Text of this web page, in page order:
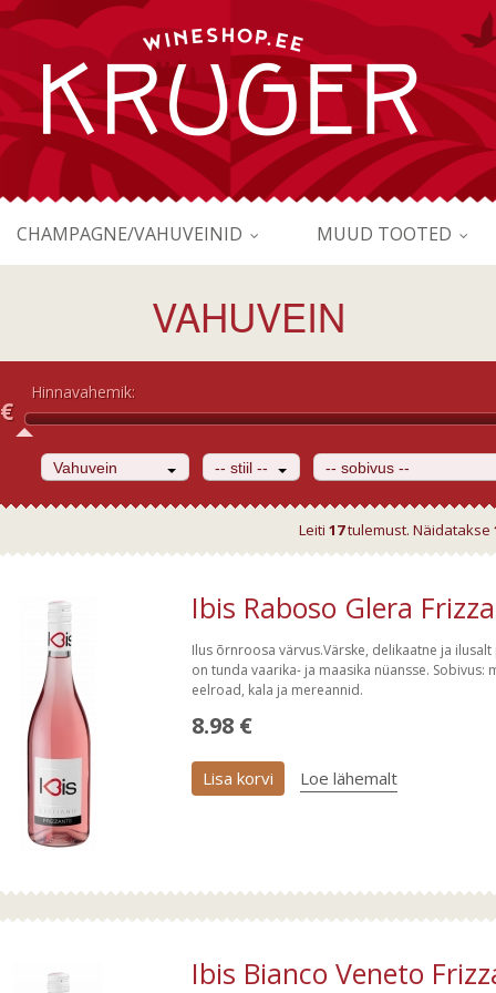
CHAMPAGNE/VAHUVEINID MUUD TOOTED
VAHUVEIN
Hinnavahemik:
Vahuvein -- stiil -- -- sobivus --
Leiti 17tulemust. Näidatakse
Ibis Raboso Glera
Ilus õrnroosa värvus.Värske, delikaatne ja
on tunda vaarika- ja maasika nüansse.
eelroad, kala ja mereannid.
8.98 €
Lisa korvi Loe lähemalt
Ibis Bianco Veneto